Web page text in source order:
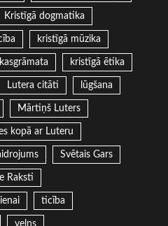
Kristīgā dogmatika
kristīgā mūzika
kristīgā ētika
Lutera citāti lūgšana
Mārtiņš Luters
kopā ar Luteru
Svētais Gars
Raksti
ticība
velns